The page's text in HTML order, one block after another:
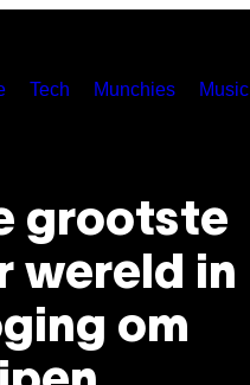
Tech Munchies Music
grootste
wereld in
om